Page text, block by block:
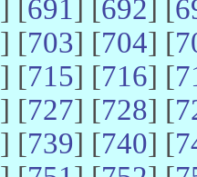
] [691] [692] [
] [703] [704] [
] [715] [716] [
] [727] [728] [
] [739] [740] [